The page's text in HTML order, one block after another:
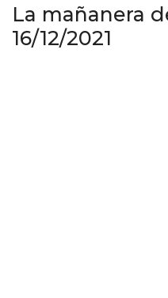
La mañanera
16/12/2021